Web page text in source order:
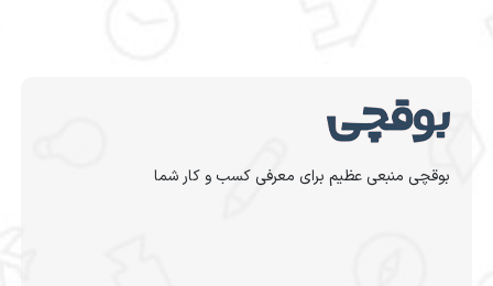
بوقچی منبعی عظیم برای معرفی کسب و کار شما